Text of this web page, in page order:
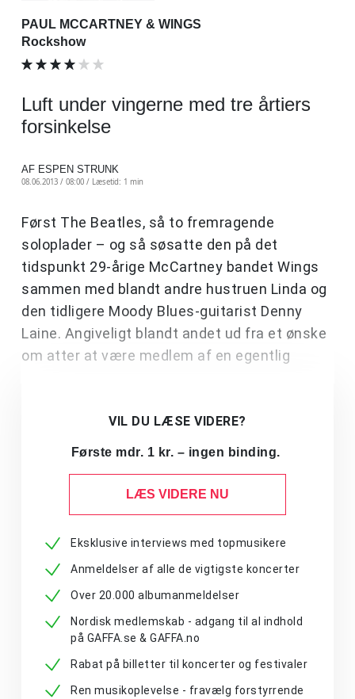
PAUL MCCARTNEY & WINGS
Rockshow
Luft under vingerne med tre årtiers
forsinkelse
AF ESPEN STRUNK
08.06.2013 / 08:00 / Læsetid: 1 min
Først The Beatles, så to fremragende
soloplader – og så søsatte den på det
tidspunkt 29-årige McCartney bandet Wings
sammen med blandt andre hustruen Linda og
den tidligere Moody Blues-guitarist Denny
Laine. Angiveligt blandt andet ud fra et ønske
om atter at være medlem af en egentlig
VIL DU LÆSE VIDERE?
Første mdr. 1 kr. – ingen binding.
LÆS VIDERE NU
Eksklusive interviews med topmusikere
Anmeldelser af alle de vigtigste koncerter
Over 20.000 albumanmeldelser
Nordisk medlemskab - adgang til al indhold
på GAFFA.se & GAFFA.no
Rabat på billetter til koncerter og festivaler
Ren musikoplevelse - fravælg forstyrrende